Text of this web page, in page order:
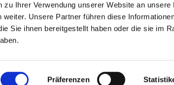
zu Ihrer Verwendung unserer Website an
weiter. Unsere Partner führen diese
Sie ihnen bereitgestellt haben oder die sie im
Präferenzen